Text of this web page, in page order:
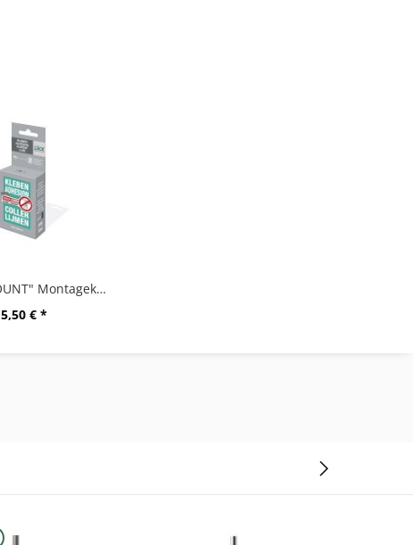
"ZACK MOUNT" Montagekleber, 6g
5,50 € *